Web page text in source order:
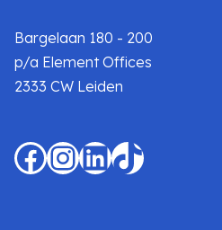
Bargelaan 180 - 200
p/a Element Offices
2333 CW Leiden
Facebook
Instagram
LinkedIn
TikTok